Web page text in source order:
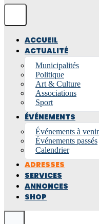
ACCUEIL
ACTUALITÉ
Municipalités
Politique
Art & Culture
Associations
Sport
ÉVÉNEMENTS
Événements à venir
Événements passés
Calendrier
ADRESSES
SERVICES
ANNONCES
SHOP